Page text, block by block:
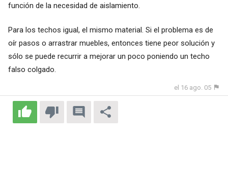
función de la necesidad de aislamiento.
Para los techos igual, el mismo material. Si el problema es de
oír pasos o arrastrar muebles, entonces tiene peor solución y
sólo se puede recurrir a mejorar un poco poniendo un techo
falso colgado.
el 16 ago. 05